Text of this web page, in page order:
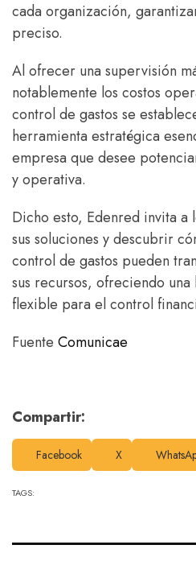
cada organización,
preciso.
Al ofrecer una supervisión
notablemente los costos
control de gastos se
herramienta estratégica
empresa que desee
y operativa.
Dicho esto, Edenred invita a
sus soluciones y descubrir
control de gastos pueden
sus recursos, ofreciendo
flexible para el control
Fuente Comunicae
Compartir:
Facebook X
TAGS: